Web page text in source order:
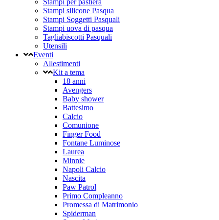
Stampi per pastiera
Stampi silicone Pasqua
Stampi Soggetti Pasquali
Stampi uova di pasqua
Tagliabiscotti Pasquali
Utensili
Eventi
Allestimenti
Kit a tema
18 anni
Avengers
Baby shower
Battesimo
Calcio
Comunione
Finger Food
Fontane Luminose
Laurea
Minnie
Napoli Calcio
Nascita
Paw Patrol
Primo Compleanno
Promessa di Matrimonio
Spiderman